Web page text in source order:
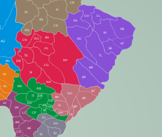
AQ
AN
RI
CR
FI
SG
BA
CA
PA
CH CL
PB
SE
TL
AG
BR
SR
BT
AR
RP
RO
JG
CG
SI
NA
TA
NH
JT
RB
MA
IT
DR
DO
CP
JU
NV
IQ
NI
PP
AJ
LC
AM
AB
DB
TE
CS
IG
IN
NO
BP
RN
CN
GL
AN
IV
FS
VC
GD
DE
AT